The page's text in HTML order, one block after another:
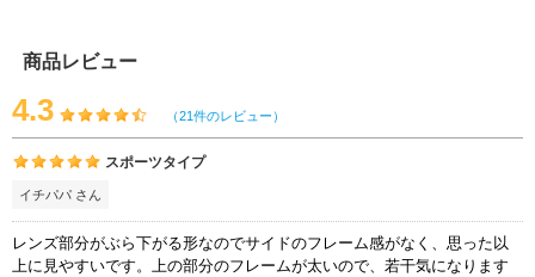
商品レビュー
4.3 （21件のレビュー）
スポーツタイプ
イチパパ さん
レンズ部分がぶら下がる形なのでサイドのフレーム感がなく、思った以
上に見やすいです。上の部分のフレームが太いので、若干気になります